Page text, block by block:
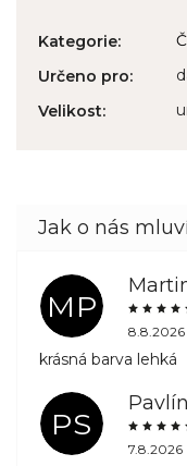
Kategorie:
Určeno pro:
Velikost:
MP
8.8.2026
krásná barva lehká
PS
7.8.2026